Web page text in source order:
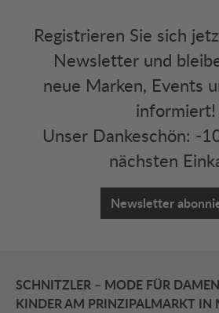
Registrieren Sie sich
Newsletter und
neue Marken, Events
informiert!
Unser Dankeschön: -
nächsten
Newsletter
SCHNITZLER – MODE FÜR
KINDER AM PRINZIPALMARKT IN